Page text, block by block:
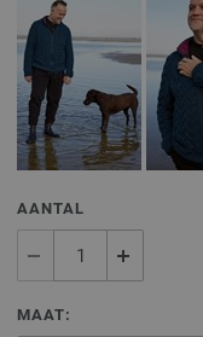
AANTAL
MAAT: